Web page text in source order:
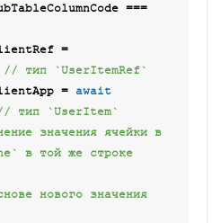
=
// тип `UserItemRef`
= await
тип `UserItem`
значения ячейки в
в той же строке
нового значения